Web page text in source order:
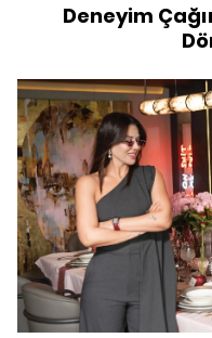
Deneyim